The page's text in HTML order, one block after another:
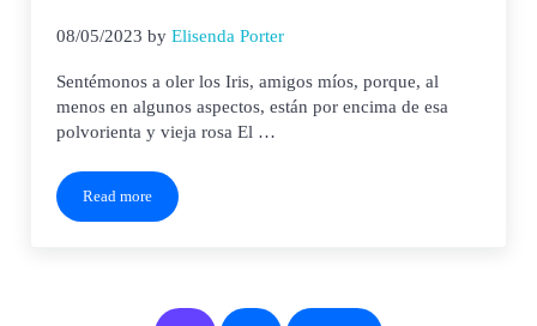
08/05/2023 byElisenda Porter
Sentémonos a oler los Iris, amigos míos, porque, al
menos en algunos aspectos, están por encima de esa
polvorienta y vieja rosa El …
Read moreDía del Iris (8 de mayo)